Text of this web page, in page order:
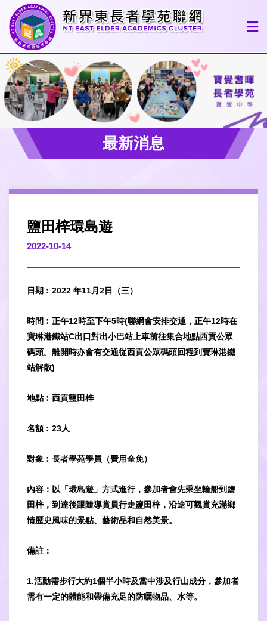
最新消息
鹽田梓環島遊
2022-10-14
日期︰2022 年11月2日（三）
時間︰正午12時至下午5時(聯網會安排交通，正午12時在
寶琳港鐵站C出口對出小巴站上車前往集合地點西貢公眾
碼頭。離開時亦會有交通從西貢公眾碼頭回程到寶琳港鐵
站解散)
地點︰西貢鹽田梓
名額︰23人
對象︰長者學苑學員（費用全免）
內容：以「環島遊」方式進行，參加者會先乘坐輪船到鹽
田梓，到達後跟隨導賞員行走鹽田梓，沿途可觀賞充滿鄉
情歷史風味的景點、藝術品和自然美景。
備註：
1.活動需步行大約1個半小時及當中涉及行山成分，參加者
需有一定的體能和帶備充足的防曬物品、水等。